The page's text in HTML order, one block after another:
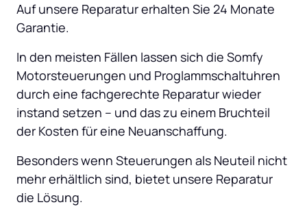
Auf unsere Reparatur erhalten Sie 24 Monate
Garantie.
In den meisten Fällen lassen sich die Somfy
Motorsteuerungen und Proglammschaltuhren
durch eine fachgerechte Reparatur wieder
instand setzen – und das zu einem Bruchteil
der Kosten für eine Neuanschaffung.
Besonders wenn Steuerungen als Neuteil nicht
mehr erhältlich sind, bietet unsere Reparatur
die Lösung.